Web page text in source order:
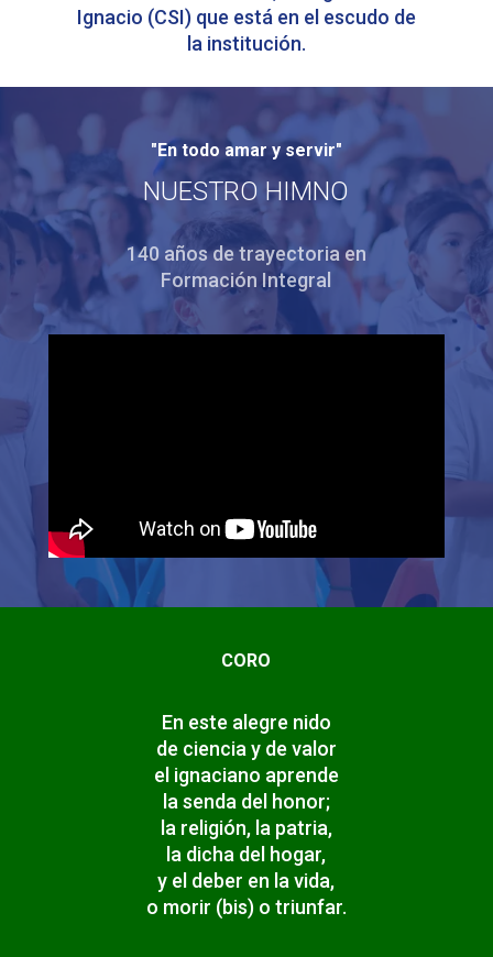
Ignacio (CSI) que está en el escudo de
la institución.
"En todo amar y servir"
NUESTRO HIMNO
140 años de trayectoria en
Formación Integral
CORO
En este alegre nido
de ciencia y de valor
el ignaciano aprende
la senda del honor;
la religión, la patria,
la dicha del hogar,
y el deber en la vida,
o morir (bis) o triunfar.